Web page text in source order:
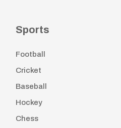
Sports
Football
Cricket
Baseball
Hockey
Chess